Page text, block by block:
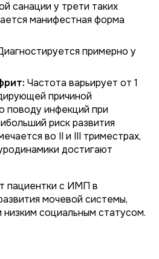
санации у трети таких
манифестная форма
примерно у
Частота варьирует от 1
причиной
поводу инфекций при
риск развития
во II и III триместрах,
достигают
пациентки с ИМП в
мочевой системы,
социальным статусом.